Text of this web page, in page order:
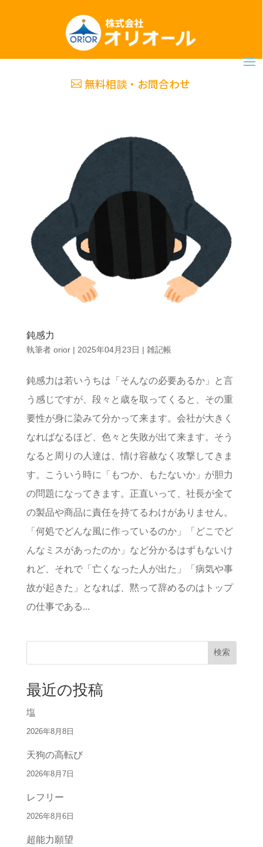
無料相談・お問合わせ
鈍感力
執筆者 orior| 2025年04月23日 | 雑記帳
鈍感力は若いうちは「そんなの必要あるか」と言
う感じですが、段々と歳を取ってくると、その重
要性が身に染みて分かって来ます。会社が大きく
なればなるほど、色々と失敗が出て来ます。そう
なると周りの人達は、情け容赦なく攻撃してきま
す。こういう時に「もつか、もたないか」が胆力
の問題になってきます。正直いって、社長が全て
の製品や商品に責任を持てるわけがありません。
「何処でどんな風に作っているのか」「どこでど
んなミスがあったのか」など分かるはずもないけ
れど、それで「亡くなった人が出た」「病気や事
故が起きた」となれば、黙って辞めるのはトップ
の仕事である...
検索
最近の投稿
塩
2026年8月8日
天狗の高転び
2026年8月7日
レフリー
2026年8月6日
超能力願望